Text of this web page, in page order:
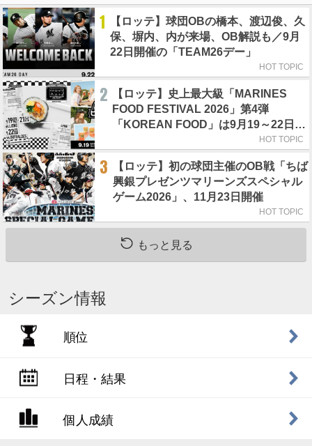
1
【ロッテ】球団OBの橋本、渡辺俊、久
保、塀内、内が来場、OB解説も／9月
22日開催の「TEAM26デー」
HOT TOPIC
2
【ロッテ】史上最大級「MARINES
FOOD FESTIVAL 2026」第4弾
「KOREAN FOOD」は9月19～22日／
HOT TOPIC
3
【ロッテ】初の球団主催のOB戦「ちば
興銀プレゼンツマリーンズスペシャル
ゲーム2026」、11月23日開催
HOT TOPIC
もっと見る
シーズン情報
順位
日程・結果
個人成績